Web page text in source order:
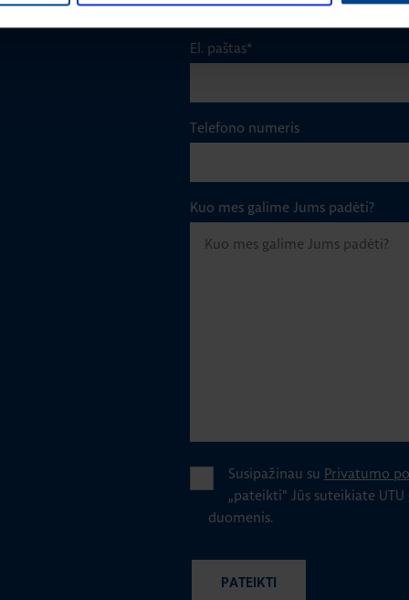
El. paštas*
Telefono numeris
Kuo mes galime Jums padėti?
Susipažinau su Privatumo
„pateikti" Jūs suteikiate
duomenis.